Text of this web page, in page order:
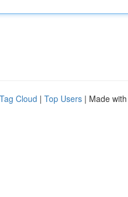
Tag Cloud | Top Users | Made with